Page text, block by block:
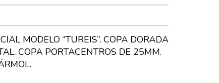
MODELO “TUREIS”. COPA DORADA
COPA PORTACENTROS DE 25MM.